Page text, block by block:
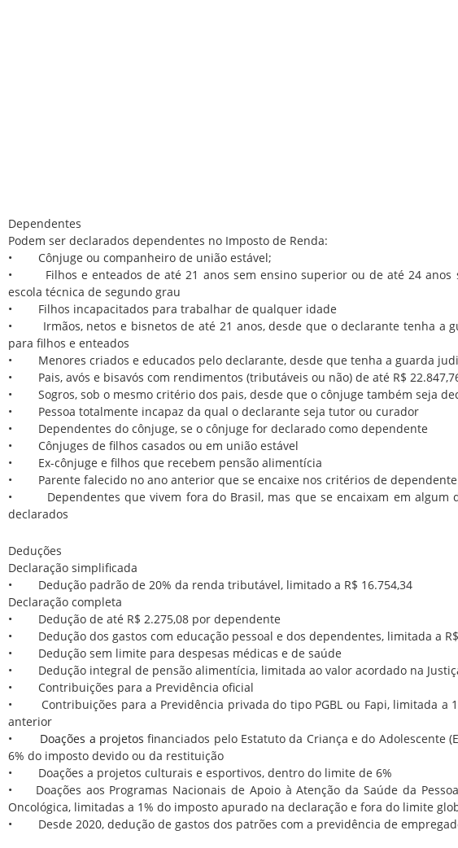
Dependentes
Podem ser declarados dependentes no Imposto de Renda:
• Cônjuge ou companheiro de união estável;
• Filhos e enteados de até 21 anos sem ensino superior ou de até 24 anos
escola técnica de segundo grau
• Filhos incapacitados para trabalhar de qualquer idade
• Irmãos, netos e bisnetos de até 21 anos, desde que o declarante tenha a
para filhos e enteados
• Menores criados e educados pelo declarante, desde que tenha a guarda
• Pais, avós e bisavós com rendimentos (tributáveis ou não) de até R$
• Sogros, sob o mesmo critério dos pais, desde que o cônjuge também seja
• Pessoa totalmente incapaz da qual o declarante seja tutor ou curador
• Dependentes do cônjuge, se o cônjuge for declarado como dependente
• Cônjuges de filhos casados ou em união estável
• Ex-cônjuge e filhos que recebem pensão alimentícia
• Parente falecido no ano anterior que se encaixe nos critérios de dependente
• Dependentes que vivem fora do Brasil, mas que se encaixam em algum
declarados
Deduções
Declaração simplificada
• Dedução padrão de 20% da renda tributável, limitado a R$ 16.754,34
Declaração completa
• Dedução de até R$ 2.275,08 por dependente
• Dedução dos gastos com educação pessoal e dos dependentes, limitada a R$
• Dedução sem limite para despesas médicas e de saúde
• Dedução integral de pensão alimentícia, limitada ao valor acordado na
• Contribuições para a Previdência oficial
• Contribuições para a Previdência privada do tipo PGBL ou Fapi, limitada a
anterior
• Doações a projetos financiados pelo Estatuto da Criança e do Adolescente
6% do imposto devido ou da restituição
• Doações a projetos culturais e esportivos, dentro do limite de 6%
• Doações aos Programas Nacionais de Apoio à Atenção da Saúde da
Oncológica, limitadas a 1% do imposto apurado na declaração e fora do limite
• Desde 2020, dedução de gastos dos patrões com a previdência de